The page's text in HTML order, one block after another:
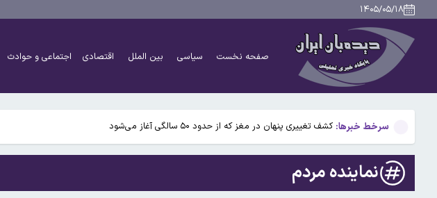
۱۴۰۵/۰۵/۱۸
صفحه نخست سیاسی بین الملل اقتصادی اجتماعی و حوادث
سرخط خبرها:
احتمال شکست اردوغان در دور دوم انتخابات ریاست جمهوری ترکیه
عراقچی: ایران بر عهد مقاومت خود پابرجا ایستاده است
کلثوم اکبری اعدام می‌شود؟
کشف تغییری پنهان در مغز که از حدود ۵۰ سالگی آغاز می‌شود
یحیی سریع: پالایشگاه آرامکو را هدف قرار دادیم
احتمال شکست اردوغان در دور دوم انتخابات ریاست جمهوری ترکیه
نماینده مردم